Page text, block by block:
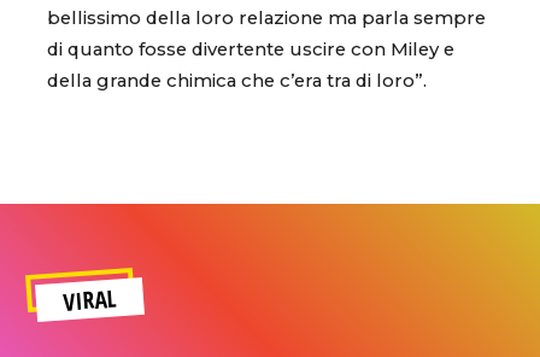
bellissimo della loro relazione ma parla sempre
di quanto fosse divertente uscire con Miley e
della grande chimica che c’era tra di loro”.
VIRAL